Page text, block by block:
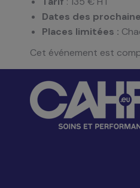
Dates des
Places limitées :
Cet événement est